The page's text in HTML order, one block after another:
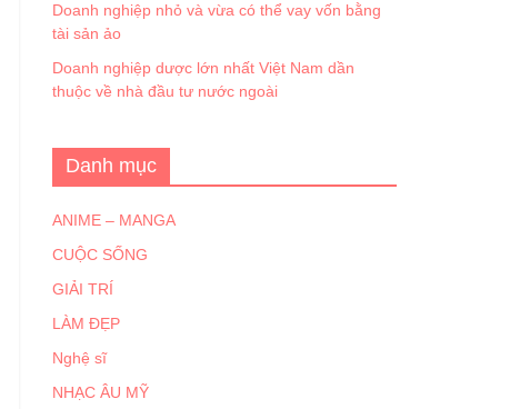
Doanh nghiệp nhỏ và vừa có thể vay vốn bằng
tài sản ảo
Doanh nghiệp dược lớn nhất Việt Nam dần
thuộc về nhà đầu tư nước ngoài
Danh mục
ANIME – MANGA
CUỘC SỐNG
GIẢI TRÍ
LÀM ĐẸP
Nghệ sĩ
NHẠC ÂU MỸ